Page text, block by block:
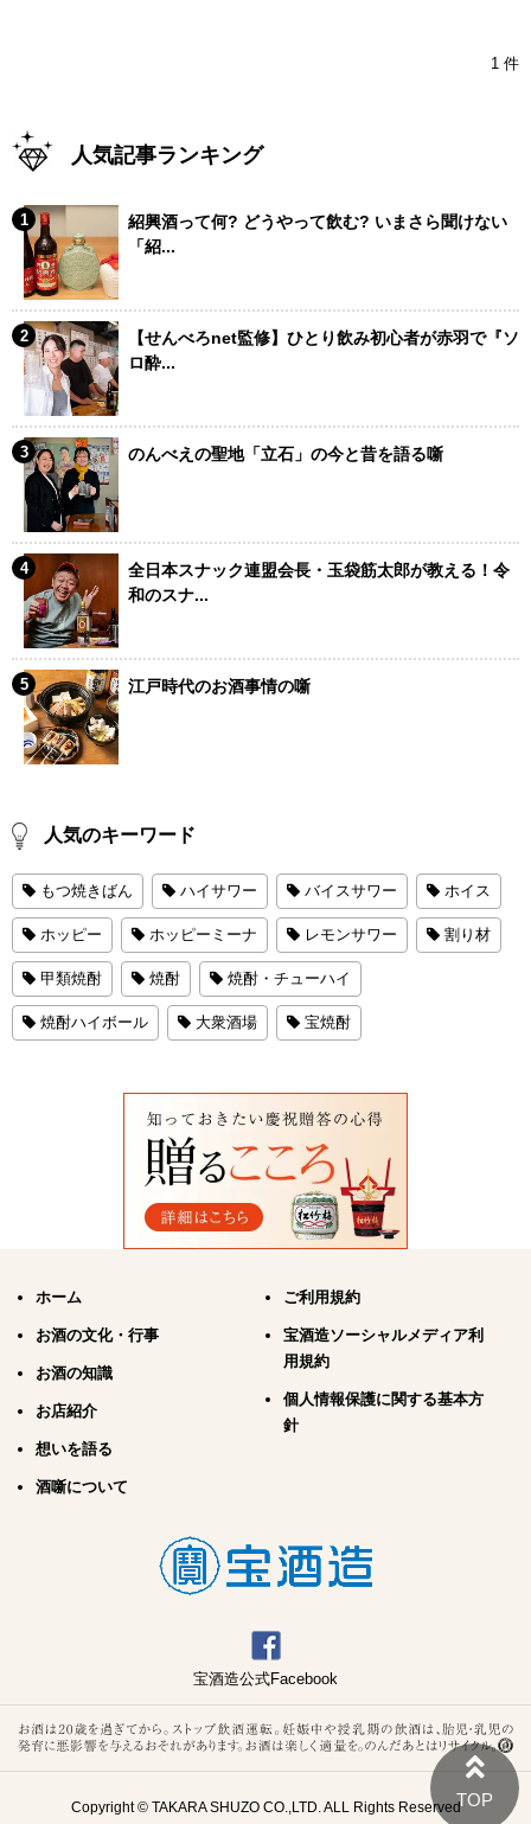
1 件
人気記事ランキング
紹興酒って何? どうやって飲む? いまさら聞けない
「紹...
【せんべろnet監修】ひとり飲み初心者が赤羽で『ソ
ロ酔...
のんべえの聖地「立石」の今と昔を語る噺
全日本スナック連盟会長・玉袋筋太郎が教える！令
和のスナ...
江戸時代のお酒事情の噺
人気のキーワード
もつ焼きばん ハイサワー バイスサワー ホイス
ホッピー ホッピーミーナ レモンサワー 割り材
甲類焼酎 焼酎 焼酎・チューハイ
焼酎ハイボール 大衆酒場 宝焼酎
ホーム
お酒の文化・行事
お酒の知識
お店紹介
想いを語る
酒噺について
ご利用規約
宝酒造ソーシャルメディア利
用規約
個人情報保護に関する基本方
針
宝酒造公式Facebook
Copyright © TAKARA SHUZO CO.,LTD. ALL Rights Reserved